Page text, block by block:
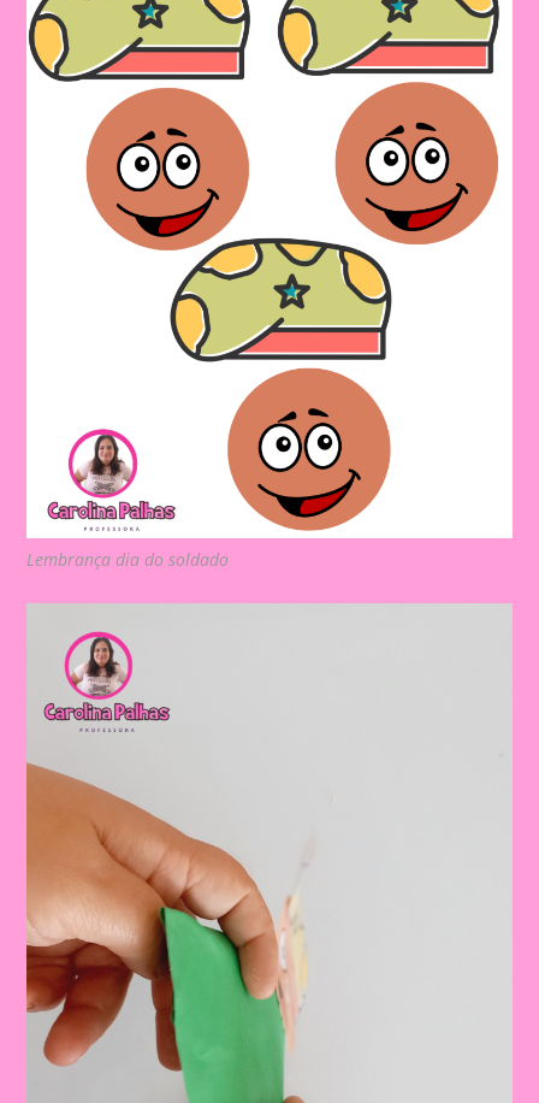
Lembrança dia do soldado